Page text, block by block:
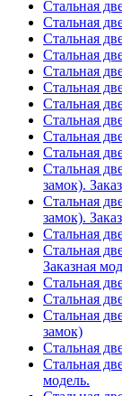
Стальная
Стальная
Стальная
Стальная
Стальная
Стальная
Стальная
Стальная
Стальная
Стальная
Стальная
замок).
Стальная
замок).
Стальная
Стальная
Заказная
Стальная
Стальная
Стальная
замок)
Стальная
Стальная
модель.